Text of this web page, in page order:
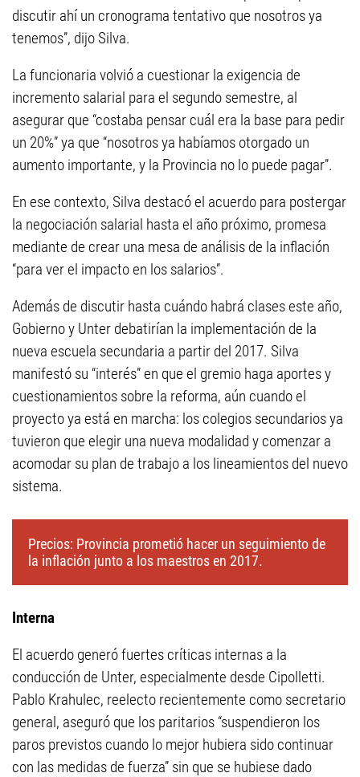
discutir ahí un cronograma tentativo que nosotros ya
tenemos”, dijo Silva.
La funcionaria volvió a cuestionar la exigencia de
incremento salarial para el segundo semestre, al
asegurar que “costaba pensar cuál era la base para pedir
un 20%” ya que “nosotros ya habíamos otorgado un
aumento importante, y la Provincia no lo puede pagar”.
En ese contexto, Silva destacó el acuerdo para postergar
la negociación salarial hasta el año próximo, promesa
mediante de crear una mesa de análisis de la inflación
“para ver el impacto en los salarios”.
Además de discutir hasta cuándo habrá clases este año,
Gobierno y Unter debatirían la implementación de la
nueva escuela secundaria a partir del 2017. Silva
manifestó su “interés” en que el gremio haga aportes y
cuestionamientos sobre la reforma, aún cuando el
proyecto ya está en marcha: los colegios secundarios ya
tuvieron que elegir una nueva modalidad y comenzar a
acomodar su plan de trabajo a los lineamientos del nuevo
sistema.
Precios: Provincia prometió hacer un seguimiento de
la inflación junto a los maestros en 2017.
Interna
El acuerdo generó fuertes críticas internas a la
conducción de Unter, especialmente desde Cipolletti.
Pablo Krahulec, reelecto recientemente como secretario
general, aseguró que los paritarios “suspendieron los
paros previstos cuando lo mejor hubiera sido continuar
con las medidas de fuerza” sin que se hubiese dado